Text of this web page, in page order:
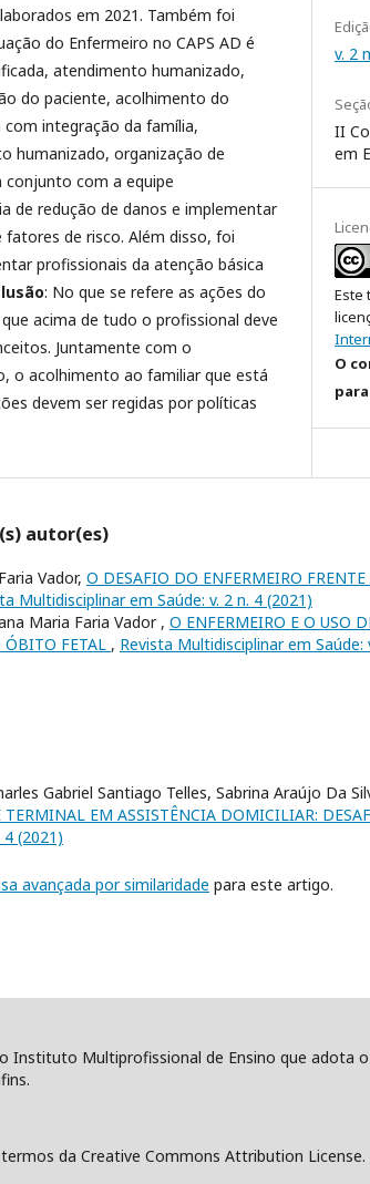
em 2021. Também foi
do Enfermeiro no CAPS AD é
atendimento humanizado,
do paciente, acolhimento do
integração da família,
humanizado, organização de
com a equipe
de redução de danos e implementar
de risco. Além disso, foi
profissionais da atenção básica
: No que se refere as ações do
acima de tudo o profissional deve
Juntamente com o
o acolhimento ao familiar que está
devem ser regidas por políticas
v. 2
II
em
Este
O
para
autor(es)
Vador, O DESAFIO DO ENFERMEIRO
Multidisciplinar em Saúde: v. 2 n. 4 (2021)
Maria Faria Vador , O ENFERMEIRO E O USO
ÓBITO FETAL , Revista Multidisciplinar em Saúde:
Gabriel Santiago Telles, Sabrina Araújo Da
TERMINAL EM ASSISTÊNCIA DOMICILIAR:
(2021)
avançada por similaridade para este artigo.
Instituto Multiprofissional de Ensino que adota
da Creative Commons Attribution License.